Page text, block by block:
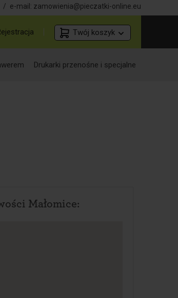
/ e-mail: zamowienia@pieczatki-online.eu
Twój koszyk
Drukarki przenośne i specjalne
Małomice: